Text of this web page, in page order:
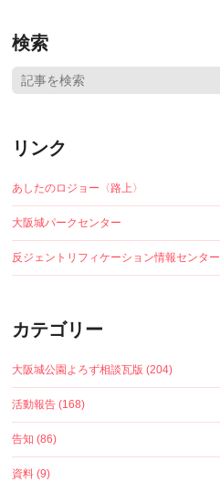
検索
リンク
あしたのロジョー〈路上〉
大阪城パークセンター
反ジェントリフィケーション情報センター
カテゴリー
大阪城公園よろず相談瓦版 (204)
活動報告 (168)
告知 (86)
資料 (9)